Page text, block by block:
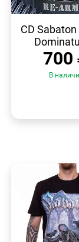
CD
700
В